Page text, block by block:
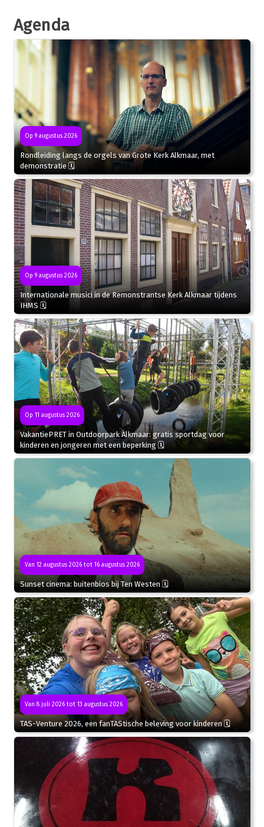
Agenda
Op 9 augustus 2026
Rondleiding langs de orgels van Grote Kerk Alkmaar, met
demonstratie 🗓
Op 9 augustus 2026
Internationale musici in de Remonstrantse Kerk Alkmaar tijdens
IHMS 🗓
Op 11 augustus 2026
VakantiePRET in Outdoorpark Alkmaar: gratis sportdag voor
kinderen en jongeren met een beperking 🗓
Van 12 augustus 2026 tot 16 augustus 2026
Sunset cinema: buitenbios bij Ten Westen 🗓
Van 8 juli 2026 tot 13 augustus 2026
TAS-Venture 2026, een fanTAStische beleving voor kinderen 🗓